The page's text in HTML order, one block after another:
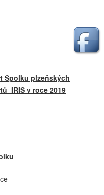
Spolku plzeňských
IRIS v roce 2019